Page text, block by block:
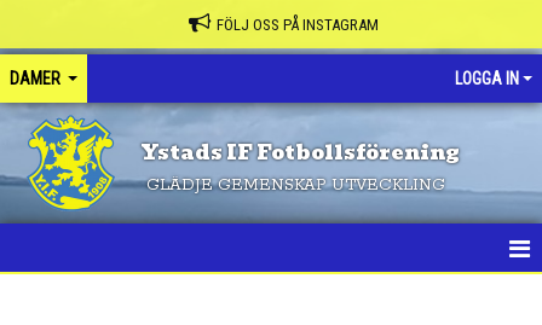
FÖLJ OSS PÅ INSTAGRAM
DAMER LOGGA IN
Ystads IF Fotbollsförening
GLÄDJE GEMENSKAP UTVECKLING